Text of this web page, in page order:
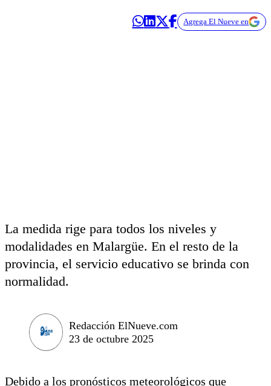
Agrega El Nueve en
La medida rige para todos los niveles y
modalidades en Malargüe. En el resto de la
provincia, el servicio educativo se brinda con
normalidad.
Redacción ElNueve.com
23 de octubre 2025
Debido a los pronósticos meteorológicos que